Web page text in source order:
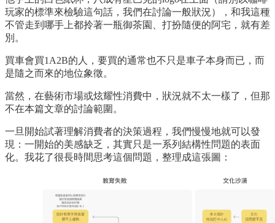
玩家的標準來檢驗這句話，我們在討論一般狀況），和我這種
不管走到哪手上都拎著一瓶御茶園、打扮隨便的阿宅，就有差
別。
買車會買1A2B的人，要買的通常也不只是車子本身而已，而
是隨之而來的地位象徵。
當然，在藝術市場或炫耀性消費中，狀況就不太一樣了，但那
不在本篇文章的討論範圍。
一旦開始試著理解消費者的決策過程，我們慢慢地就可以發
現：一開始的美感缺乏，其實只是一系列結構性問題的表面
化。我花了很長時間思考這個問題，整理成這張圖：